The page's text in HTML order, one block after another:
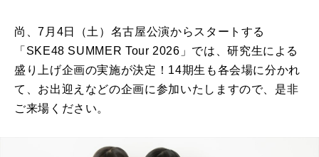
尚、7月4日（土）名古屋公演からスタートする
「SKE48 SUMMER Tour 2026」では、研究生による
盛り上げ企画の実施が決定！14期生も各会場に分かれ
て、お出迎えなどの企画に参加いたしますので、是非
ご来場ください。